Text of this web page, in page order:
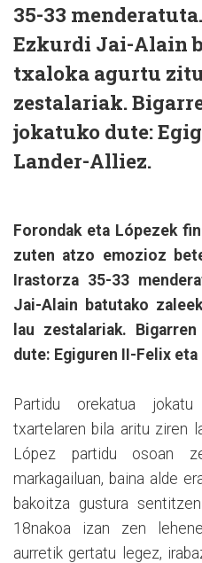
35-33
Ezkurdi Jai-Alain
txaloka agurtu
zestalariak.
jokatuko dute:
Lander-Alliez.
Forondak eta Lópezek
zuten atzo emozioz
Irastorza 35-33
Jai-Alain batutako
lau zestalariak.
dute: Egiguren II-Felix
Partidu orekatua
txartelaren bila aritu ziren
López partidu osoan
markagailuan, baina alde
bakoitza gustura
18nakoa izan zen
aurretik gertatu legez,